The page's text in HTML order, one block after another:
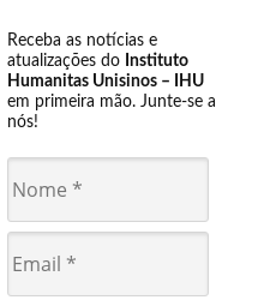
Receba as notícias e
atualizações do Instituto
Humanitas Unisinos – IHU
em primeira mão. Junte-se a
nós!